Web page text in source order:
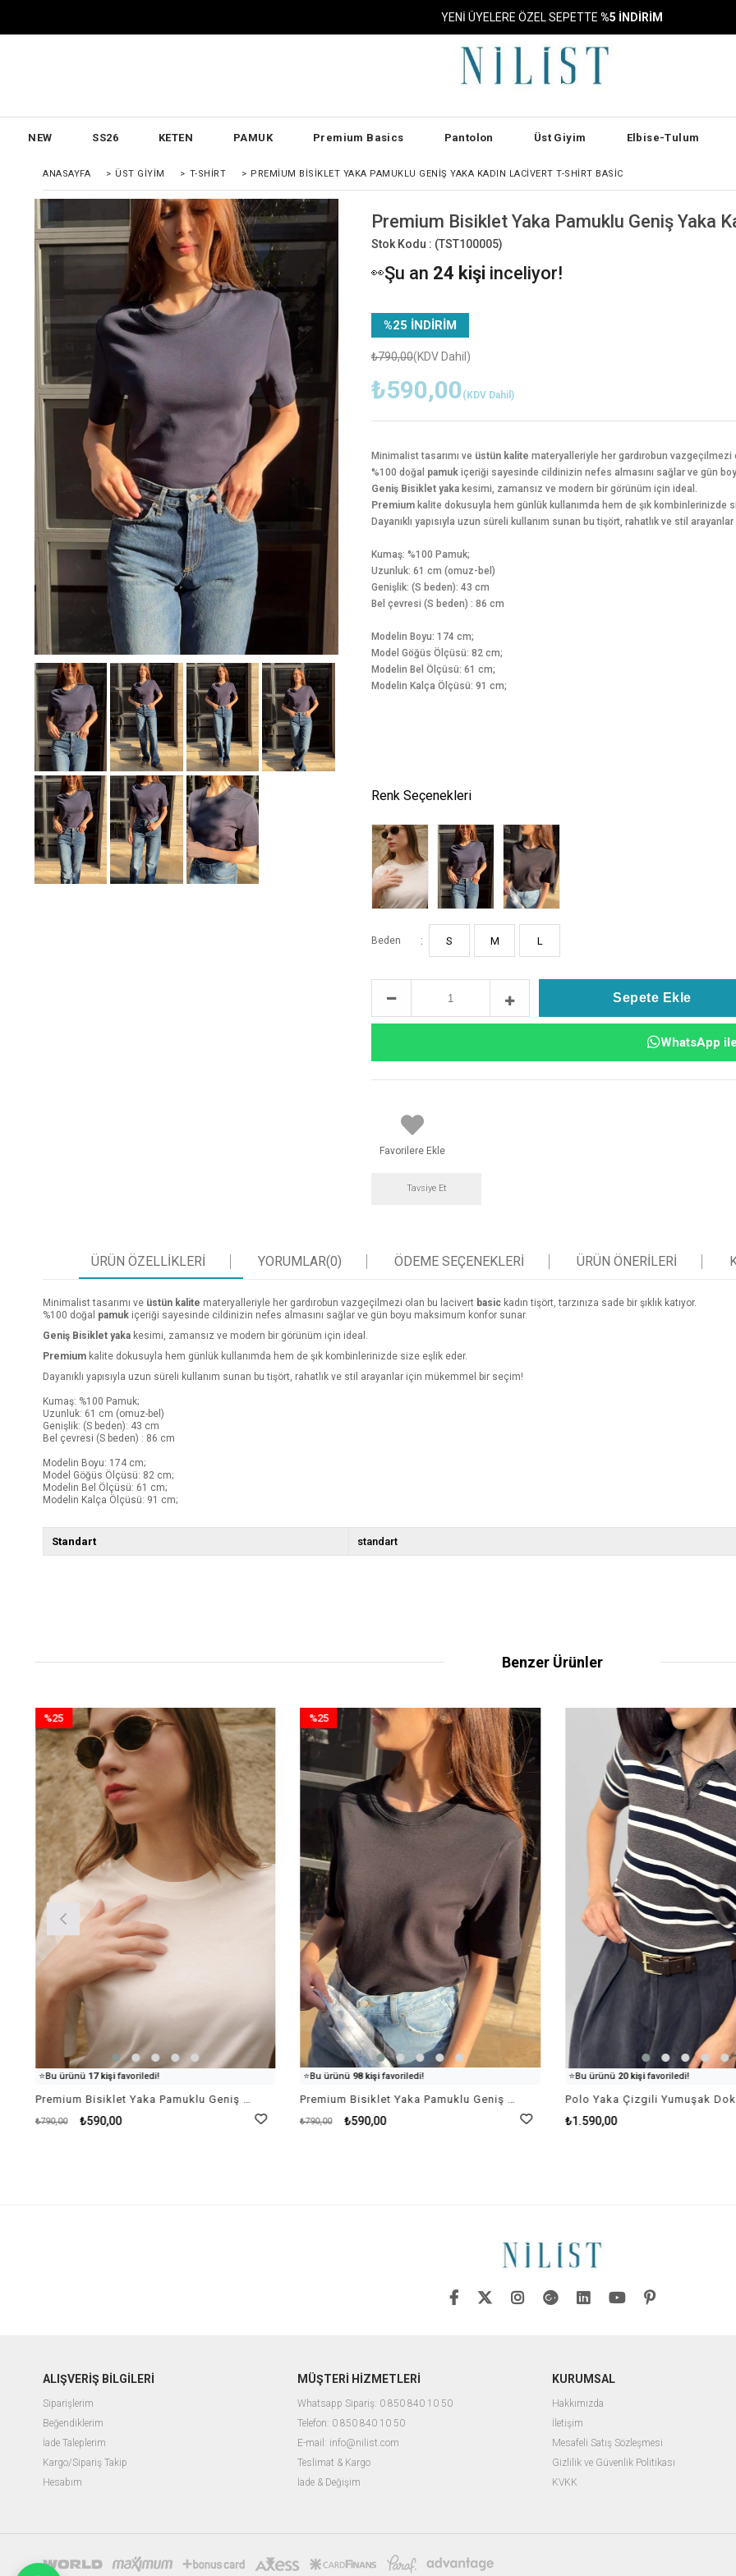
YENİ ÜYELERE ÖZEL SEPETTE %5 İNDİRİM
NEW SS26 KETEN PAMUK Premium Basics Pantolon Üst Giyim Elbise-Tulum
ANASAYFA > ÜST GIYIM > T-SHIRT > PREMIUM BISIKLET YAKA PAMUKLU GENIŞ YAKA KADIN LACIVERT T-SHIRT BASIC
Premium Bisiklet Yaka Pamuklu Geniş Yaka
Stok Kodu : (TST100005)
👀Şu an 24 kişi inceliyor!
🛒23 kişisepetine ekledi!
✅Bugün19 adet
%25 İNDIRIM
₺790,00(KDV Dahil)
₺590,00 (KDV Dahil)
Minimalist tasarımı ve üstün kalite materyalleriyle her gardırobun vazgeçilmezi
%100 doğal pamuk içeriği sayesinde cildinizin nefes almasını sağlar ve gün
Geniş Bisiklet yaka kesimi, zamansız ve modern bir görünüm için ideal.
Premium kalite dokusuyla hem günlük kullanımda hem de şık kombinlerinizde
Dayanıklı yapısıyla uzun süreli kullanım sunan bu tişört, rahatlık ve stil
Kumaş: %100 Pamuk;
Uzunluk: 61 cm (omuz-bel)
Genişlik: (S beden): 43 cm
Bel çevresi (S beden) : 86 cm
Modelin Boyu: 174 cm;
Model Göğüs Ölçüsü: 82 cm;
Modelin Bel Ölçüsü: 61 cm;
Modelin Kalça Ölçüsü: 91 cm;
Renk Seçenekleri
Beden : S M L
WhatsApp
Favorilere Ekle
Tavsiye Et
ÜRÜN ÖZELLIKLERI YORUMLAR(0) ÖDEME SEÇENEKLERI ÜRÜN ÖNERILERI
Minimalist tasarımı ve üstün kalite materyalleriyle her gardırobun vazgeçilmezi olan bu lacivert basic kadın tişört, tarzınıza sade bir şıklık katıyor.
%100 doğal pamuk içeriği sayesinde cildinizin nefes almasını sağlar ve gün boyu maksimum konfor sunar.
Geniş Bisiklet yaka kesimi, zamansız ve modern bir görünüm için ideal.
Premium kalite dokusuyla hem günlük kullanımda hem de şık kombinlerinizde size eşlik eder.
Dayanıklı yapısıyla uzun süreli kullanım sunan bu tişört, rahatlık ve stil arayanlar için mükemmel bir seçim!
Kumaş: %100 Pamuk;
Uzunluk: 61 cm (omuz-bel)
Genişlik: (S beden): 43 cm
Bel çevresi (S beden) : 86 cm
Modelin Boyu: 174 cm;
Model Göğüs Ölçüsü: 82 cm;
Modelin Bel Ölçüsü: 61 cm;
Modelin Kalça Ölçüsü: 91 cm;
Standart standart
Benzer Ürünler
Şu an58 kişi
inceliyor!
⭐️Bu ürünü 17 kişifavoriledi!
sepetine ekledi!
₺590,00
₺790,00
%25
İndirim
%25İndirim
👀 69 kişiinceliyor!
⭐️Bu ürünü 98 kişifavoriledi!
sepetine ekledi!
₺590,00
₺790,00
%25
İndirim
👀
inceliyor!
⭐️Bu ürünü 20 kişifavoriledi!
93 kişi
sepetine ekledi!
39 adet satıldı
₺1.590,00
ALIŞVERİŞ BİLGİLERİ
Siparişlerim
Beğendiklerim
İade Taleplerim
Kargo/Sipariş Takip
Hesabım
MÜŞTERİ HİZMETLERİ
Whatsapp Sipariş: 0 850 840 10 50
Telefon: 0 850 840 10 50
E-mail: info@nilist.com
Teslimat & Kargo
İade & Değişim
KURUMSAL
Hakkımızda
İletişim
Mesafeli Satış Sözleşmesi
Gizlilik ve Güvenlik Politikası
KVKK